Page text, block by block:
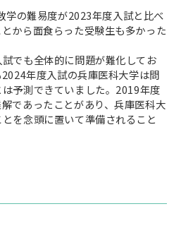
学の難易度が2023年度入試と比べ
から面食らった受験生も多かった
でも全体的に問題が難化してお
年度入試の兵庫医科大学は問
予測できていました。2019年度
であったことがあり、兵庫医科大
を念頭に置いて準備されること